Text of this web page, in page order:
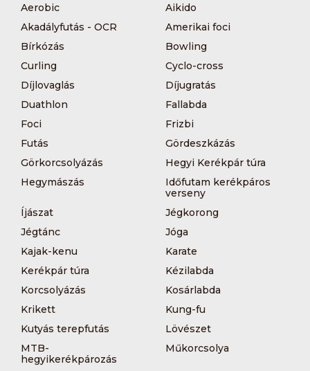
Aerobic
Aikido
Akadályfutás - OCR
Amerikai foci
Bírkózás
Bowling
Curling
Cyclo-cross
Díjlovaglás
Díjugratás
Duathlon
Fallabda
Foci
Frizbi
Futás
Gördeszkázás
Görkorcsolyázás
Hegyi Kerékpár túra
Hegymászás
Időfutam kerékpáros
verseny
Íjászat
Jégkorong
Jégtánc
Jóga
Kajak-kenu
Karate
Kerékpár túra
Kézilabda
Korcsolyázás
Kosárlabda
Krikett
Kung-fu
Kutyás terepfutás
Lövészet
MTB-
hegyikerékpározás
Műkorcsolya